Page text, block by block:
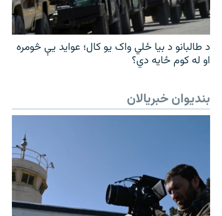
د طالبانو د بیا ځلي واک یو کال؛ عواید یې څومره
او له کوم ځایه دي؟
بندیوان خبریالان